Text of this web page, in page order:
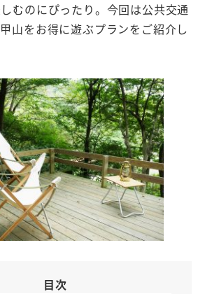
むのにぴったり。今回は公共交通
山をお得に遊ぶプランをご紹介し
目次